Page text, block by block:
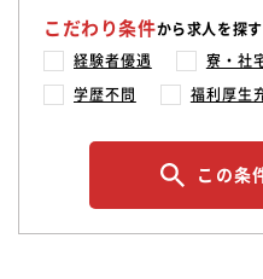
こだわり条件から求人を探す
経験者優遇 寮・社
学歴不問 福利厚生
この条